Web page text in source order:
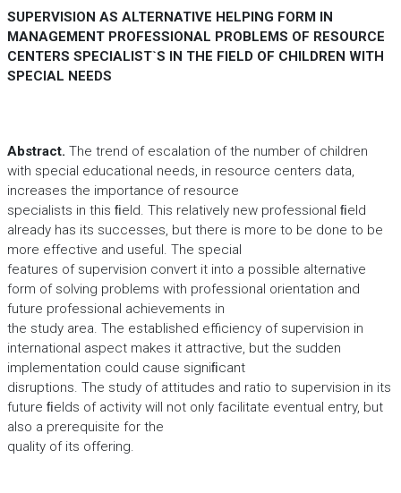
SUPERVISION AS ALTERNATIVE HELPING FORM IN
MANAGEMENT PROFESSIONAL PROBLEMS OF RESOURCE
CENTERS SPECIALIST`S IN THE FIELD OF CHILDREN WITH
SPECIAL NEEDS
Abstract. The trend of escalation of the number of children
with special educational needs, in resource centers data,
increases the importance of resource
specialists in this ﬁeld. This relatively new professional ﬁeld
already has its successes, but there is more to be done to be
more effective and useful. The special
features of supervision convert it into a possible alternative
form of solving problems with professional orientation and
future professional achievements in
the study area. The established efficiency of supervision in
international aspect makes it attractive, but the sudden
implementation could cause signiﬁcant
disruptions. The study of attitudes and ratio to supervision in its
future ﬁelds of activity will not only facilitate eventual entry, but
also a prerequisite for the
quality of its offering.